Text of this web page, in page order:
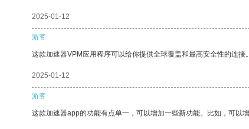
2025-01-12
游客
这款加速器VPM应用程序可以给你提供全球覆盖和最高安全性的连接。
2025-01-12
游客
这款加速器app的功能有点单一，可以增加一些新功能。比如，可以